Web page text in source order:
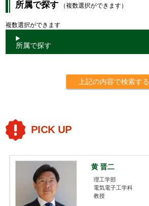
所属で探す （複数選択ができます）
複数選択ができます
所属で探す
上記の内容で検索する
PICK UP
黄 晋二
理工学部
電気電子工学科
教授